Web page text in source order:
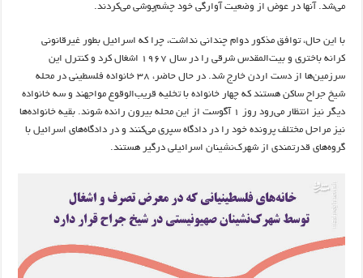
می‌شد. آنها در عوض از وضعیت آوارگی خود چشم‌پوشی می‌کردند.
با این حال، توافق مذکور دوام چندانی نداشت، چرا که اسرائیل بطور غیرقانونی
کرانه باختری و بیت‌المقدس شرقی را در سال ۱۹۶۷ اشغال کرد و کنترل این
سرزمین‌ها از دست اردن خارج شد. در حال حاضر، ۳۸ خانواده فلسطینی در محله
شیخ جراح ساکن هستند که چهار خانواده با تخلیه قریب‌الوقوع مواجهند و سه خانواده
دیگر نیز انتظار می‌رود روز ۱ آگوست از این محله بیرون رانده شوند. بقیه خانواده‌ها
نیز مراحل مختلف پرونده خود را در دادگاه سپری می‌کنند و در دادگاه‌های اسرائیل با
گروه‌های قدرتمندی از شهرک‌نشینان اسرائیلی درگیر هستند.